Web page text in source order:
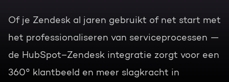
Of je Zendesk al jaren gebruikt of net start met
het professionaliseren van serviceprocessen —
de HubSpot–Zendesk integratie zorgt voor een
360° klantbeeld en meer slagkracht in